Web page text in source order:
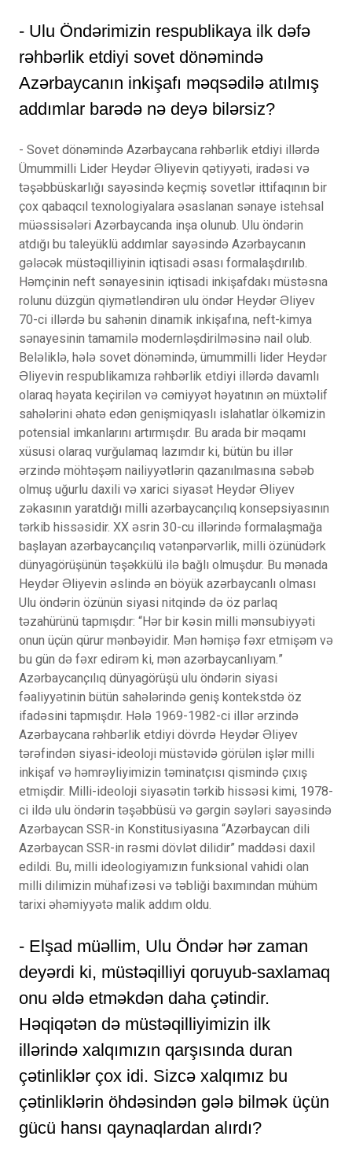
- Ulu Öndərimizin respublikaya ilk dəfə
rəhbərlik etdiyi sovet dönəmində
Azərbaycanın inkişafı məqsədilə atılmış
addımlar barədə nə deyə bilərsiz?
- Sovet dönəmində Azərbaycana rəhbərlik etdiyi illərdə
Ümummilli Lider Heydər Əliyevin qətiyyəti, iradəsi və
təşəbbüskarlığı sayəsində keçmiş sovetlər ittifaqının bir
çox qabaqcıl texnologiyalara əsaslanan sənaye istehsal
müəssisələri Azərbaycanda inşa olunub. Ulu öndərin
atdığı bu taleyüklü addımlar sayəsində Azərbaycanın
gələcək müstəqilliyinin iqtisadi əsası formalaşdırılıb.
Həmçinin neft sənayesinin iqtisadi inkişafdakı müstəsna
rolunu düzgün qiymətləndirən ulu öndər Heydər Əliyev
70-ci illərdə bu sahənin dinamik inkişafına, neft-kimya
sənayesinin tamamilə modernləşdirilməsinə nail olub.
Beləliklə, hələ sovet dönəmində, ümummilli lider Heydər
Əliyevin respublikamıza rəhbərlik etdiyi illərdə davamlı
olaraq həyata keçirilən və cəmiyyət həyatının ən müxtəlif
sahələrini əhatə edən genişmiqyaslı islahatlar ölkəmizin
potensial imkanlarını artırmışdır. Bu arada bir məqamı
xüsusi olaraq vurğulamaq lazımdır ki, bütün bu illər
ərzində möhtəşəm nailiyyətlərin qazanılmasına səbəb
olmuş uğurlu daxili və xarici siyasət Heydər Əliyev
zəkasının yaratdığı milli azərbaycançılıq konsepsiyasının
tərkib hissəsidir. XX əsrin 30-cu illərində formalaşmağa
başlayan azərbaycançılıq vətənpərvərlik, milli özünüdərk
dünyagörüşünün təşəkkülü ilə bağlı olmuşdur. Bu mənada
Heydər Əliyevin əslində ən böyük azərbaycanlı olması
Ulu öndərin özünün siyasi nitqində də öz parlaq
təzahürünü tapmışdır: “Hər bir kəsin milli mənsubiyyəti
onun üçün qürur mənbəyidir. Mən həmişə fəxr etmişəm və
bu gün də fəxr edirəm ki, mən azərbaycanlıyam.”
Azərbaycançılıq dünyagörüşü ulu öndərin siyasi
fəaliyyətinin bütün sahələrində geniş kontekstdə öz
ifadəsini tapmışdır. Hələ 1969-1982-ci illər ərzində
Azərbaycana rəhbərlik etdiyi dövrdə Heydər Əliyev
tərəfindən siyasi-ideoloji müstəvidə görülən işlər milli
inkişaf və həmrəyliyimizin təminatçısı qismində çıxış
etmişdir. Milli-ideoloji siyasətin tərkib hissəsi kimi, 1978-
ci ildə ulu öndərin təşəbbüsü və gərgin səyləri sayəsində
Azərbaycan SSR-in Konstitusiyasına “Azərbaycan dili
Azərbaycan SSR-in rəsmi dövlət dilidir” maddəsi daxil
edildi. Bu, milli ideologiyamızın funksional vahidi olan
milli dilimizin mühafizəsi və təbliği baxımından mühüm
tarixi əhəmiyyətə malik addım oldu.
- Elşad müəllim, Ulu Öndər hər zaman
deyərdi ki, müstəqilliyi qoruyub-saxlamaq
onu əldə etməkdən daha çətindir.
Həqiqətən də müstəqilliyimizin ilk
illərində xalqımızın qarşısında duran
çətinliklər çox idi. Sizcə xalqımız bu
çətinliklərin öhdəsindən gələ bilmək üçün
gücü hansı qaynaqlardan alırdı?